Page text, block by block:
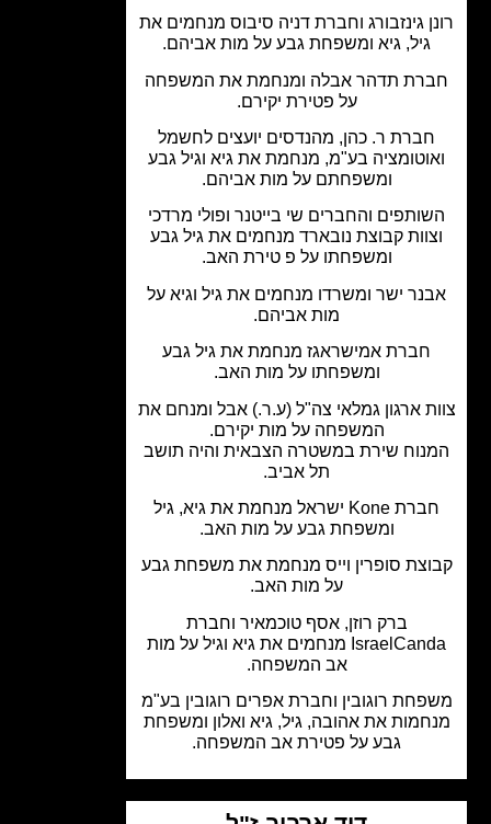
גינזבורג וחברת דניה סיבוס מנחמים את
גיל, גיא ומשפחת גבע על מות אביהם.
תדהר אבלה ומנחמת את המשפחה
על פטירת יקירם.
ר. כהן, מהנדסים יועצים לחשמל
בע"מ, מנחמת את גיא וגיל גבע
ומשפחתם על מות אביהם.
והחברים שי בייטנר ופולי מרדכי
קבוצת נובארד מנחמים את גיל גבע
ומשפחתו על פ טירת האב.
ישר ומשרדו מנחמים את גיל וגיא על
מות אביהם.
חברת אמישראגז מנחמת את גיל גבע
ומשפחתו על מות האב.
ארגון גמלאי צה"ל (ע.ר.) אבל ומנחם את
המשפחה על מות יקירם.
שירת במשטרה הצבאית והיה תושב
תל אביב.
חברת Kone ישראל מנחמת את גיא, גיל
ומשפחת גבע על מות האב.
סופרין וייס מנחמת את משפחת גבע
על מות האב.
ברק רוזן, אסף טוכמאיר וחברת
IsraelCanda מנחמים את גיא וגיל על מות
אב המשפחה.
רוגובין וחברת אפרים רוגובין בע"מ
את אהובה, גיל, גיא ואלון ומשפחת
גבע על פטירת אב המשפחה.